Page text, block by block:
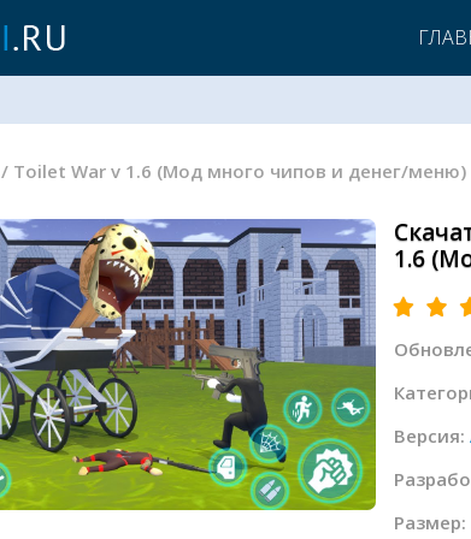
/ Toilet War v 1.6 (Мод много чипов и денег/меню)
1.6
Версия:
Размер: